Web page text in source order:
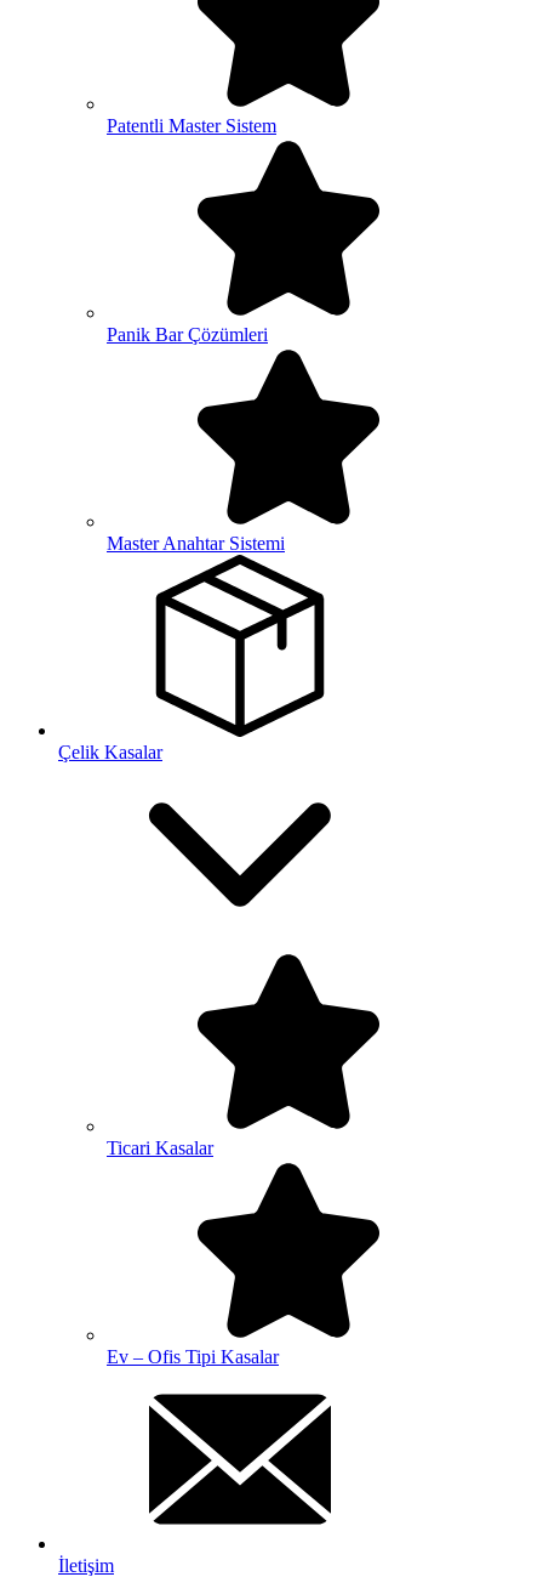
Patentli Master Sistem
Panik Bar Çözümleri
Master Anahtar Sistemi
Çelik Kasalar
Ticari Kasalar
Ev – Ofis Tipi Kasalar
İletişim